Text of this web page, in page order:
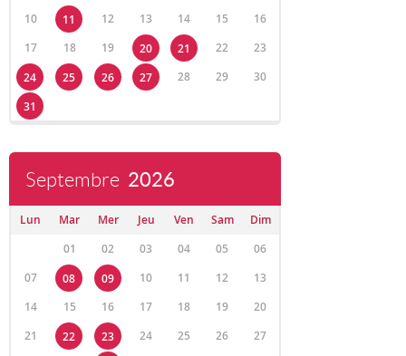
10
11 12 13 14 15
16
17
18 19 20 21 22
23
24
25 26 27 28 29
30
31
Septembre 2026
Lun Mar Mer Jeu Ven Sam
Dim
01
02 03 04 05
06
07
08 09 10 11 12
13
14
15 16 17 18 19
20
21
22 23 24 25 26
27